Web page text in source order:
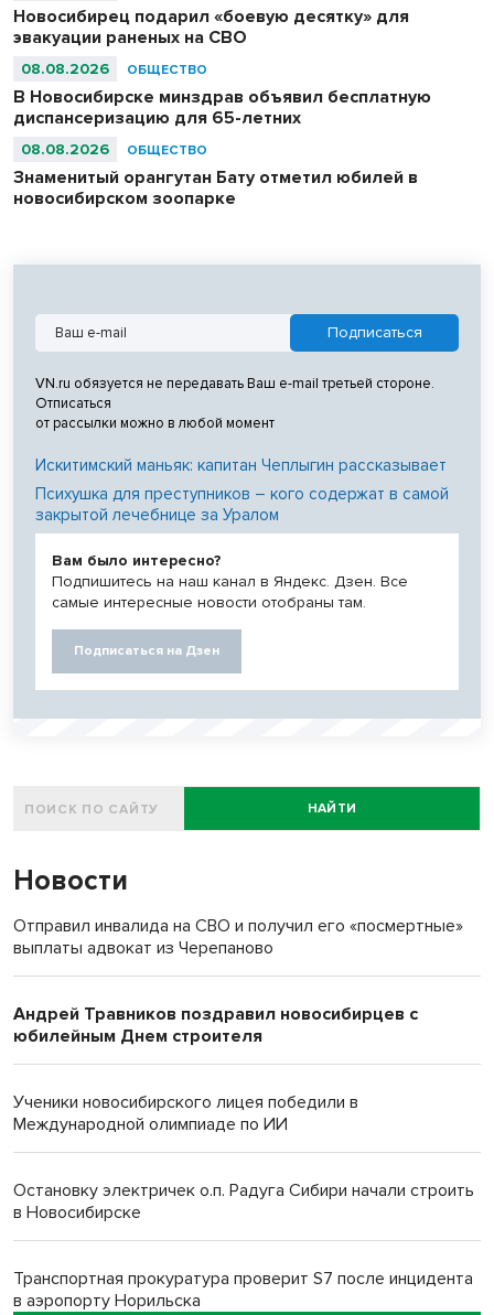
Новосибирец подарил «боевую десятку» для
эвакуации раненых на СВО
08.08.2026 ОБЩЕСТВО
В Новосибирске минздрав объявил бесплатную
диспансеризацию для 65-летних
08.08.2026 ОБЩЕСТВО
Знаменитый орангутан Бату отметил юбилей в
новосибирском зоопарке
VN.ru обязуется не передавать Ваш e-mail третьей стороне.
Отписаться
от рассылки можно в любой момент
Искитимский маньяк: капитан Чеплыгин рассказывает
Психушка для преступников – кого содержат в самой
закрытой лечебнице за Уралом
Вам было интересно?
Подпишитесь на наш канал в Яндекс. Дзен. Все
самые интересные новости отобраны там.
Подписаться на Дзен
НАЙТИ
Новости
Отправил инвалида на СВО и получил его «посмертные»
выплаты адвокат из Черепаново
Андрей Травников поздравил новосибирцев с
юбилейным Днем строителя
Ученики новосибирского лицея победили в
Международной олимпиаде по ИИ
Остановку электричек о.п. Радуга Сибири начали строить
в Новосибирске
Транспортная прокуратура проверит S7 после инцидента
в аэропорту Норильска